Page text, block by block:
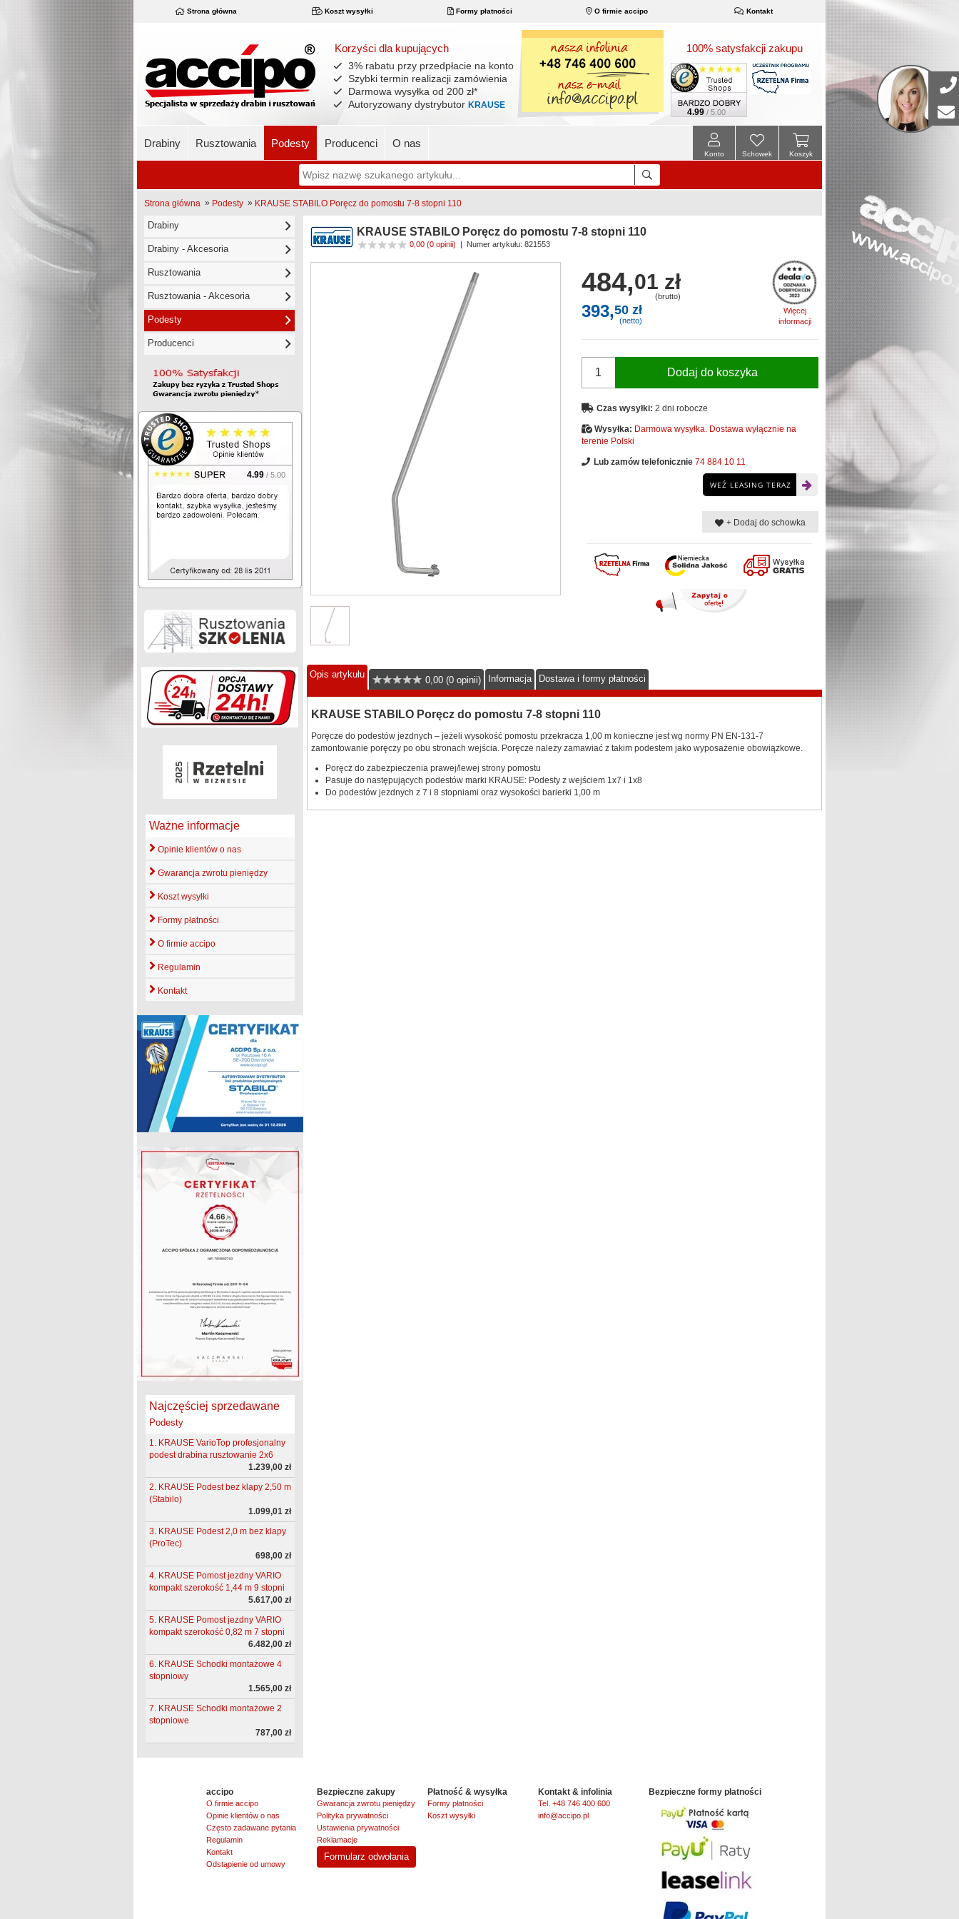
Strona główna Koszt wysyłki Formy płatności O firmie accipo Kontakt
Korzyści dla kupujących
3% rabatu przy przedpłacie na konto
Szybki termin realizacji zamówienia
Darmowa wysyłka od 200 zł*
Autoryzowany dystrybutor KRAUSE
100% satysfakcji zakupu
4.99 / 5.00
Drabiny Rusztowania Podesty Producenci O nas
Koszyk
Schowek
Konto
Strona główna » Podesty » KRAUSE STABILO Poręcz do pomostu 7-8 stopni 110
Drabiny
Drabiny - Akcesoria
Rusztowania
Rusztowania - Akcesoria
Podesty
Producenci
4.99 / 5.00
Ważne informacje
Opinie klientów o nas
Gwarancja zwrotu pieniędzy
Koszt wysyłki
Formy płatności
O firmie accipo
Regulamin
Kontakt
Najczęściej sprzedawane
Podesty
1. KRAUSE VarioTop profesjonalny
podest drabina rusztowanie 2x6
1.239,00 zł
2. KRAUSE Podest bez klapy 2,50 m
(Stabilo)
1.099,01 zł
3. KRAUSE Podest 2,0 m bez klapy
(ProTec)
698,00 zł
4. KRAUSE Pomost jezdny VARIO
kompakt szerokość 1,44 m 9 stopni
5.617,00 zł
5. KRAUSE Pomost jezdny VARIO
kompakt szerokość 0,82 m 7 stopni
6.482,00 zł
6. KRAUSE Schodki montażowe 4
stopniowy
1.565,00 zł
7. KRAUSE Schodki montażowe 2
stopniowe
787,00 zł
KRAUSE STABILO Poręcz do pomostu 7-8 stopni 110
0,00 (0 opinii) | Numer artykułu: 821553
Więcej
informacji
484,01 zł
(brutto)
393,50 zł
(netto)
Dodaj do koszyka
Czas wysyłki: 2 dni robocze
Wysyłka: Darmowa wysyłka. Dostawa wyłącznie na
terenie Polski
Lub zamów telefonicznie 74 884 10 11
WEŹ LEASING TERAZ
+ Dodaj do schowka
Opis artykułu
0,00 (0 opinii) Informacja Dostawa i formy płatności
KRAUSE STABILO Poręcz do pomostu 7-8 stopni 110
Poręcze do podestów jezdnych – jeżeli wysokość pomostu przekracza 1,00 m konieczne jest wg normy PN EN-131-7
zamontowanie poręczy po obu stronach wejścia. Poręcze należy zamawiać z takim podestem jako wyposażenie obowiązkowe.
Poręcz do zabezpieczenia prawej/lewej strony pomostu
Pasuje do następujących podestów marki KRAUSE: Podesty z wejściem 1x7 i 1x8
Do podestów jezdnych z 7 i 8 stopniami oraz wysokości barierki 1,00 m
accipo
O firmie accipo
Opinie klientów o nas
Często zadawane pytania
Regulamin
Kontakt
Odstąpienie od umowy
Bezpieczne zakupy
Gwarancja zwrotu pieniędzy
Polityka prywatności
Ustawienia prywatności
Reklamacje
Formularz odwołania
Płatność & wysyłka
Formy płatności
Koszt wysyłki
Kontakt & infolinia
Tel. +48 746 400 600
info@accipo.pl
Bezpieczne formy płatności